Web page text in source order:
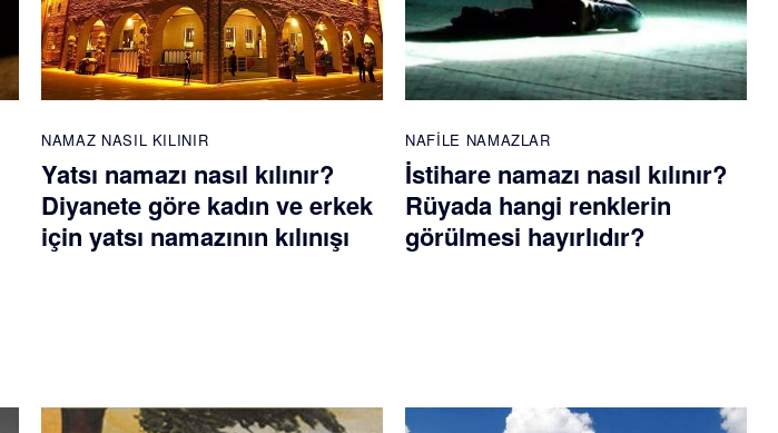
NAMAZ NASIL KILINIR
Yatsı namazı nasıl kılınır?
Diyanete göre kadın ve erkek
için yatsı namazının kılınışı
NAFILE NAMAZLAR
İstihare namazı nasıl kılınır?
Rüyada hangi renklerin
görülmesi hayırlıdır?